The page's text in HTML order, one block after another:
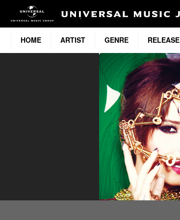
HOME ARTIST GENRE RELEASE